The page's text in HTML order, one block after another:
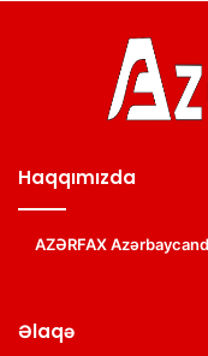
Haqqımızda
AZƏRFAX
Əlaqə